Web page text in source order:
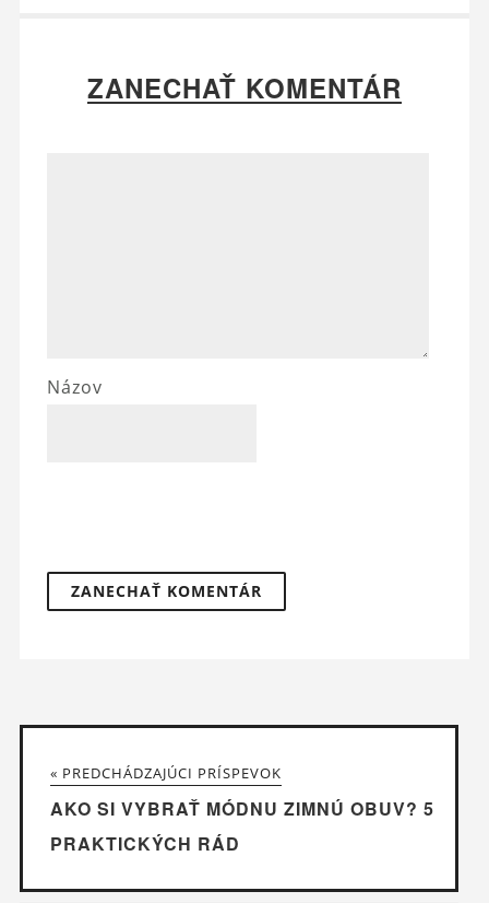
ZANECHAŤ KOMENTÁR
Názov
« PREDCHÁDZAJÚCI PRÍSPEVOK
AKO SI VYBRAŤ MÓDNU ZIMNÚ OBUV? 5
PRAKTICKÝCH RÁD